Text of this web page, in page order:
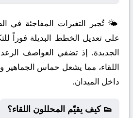
🌤️ تُجبر التغيرات المفاجئة في
على تعديل الخطط البديلة فوراً
الجديدة. إذ تضفي العواصف
اللقاء، مما يشعل حماس الجماهير
داخل الميدان.
👟 كيف يقيّم المحللون اللقاء؟